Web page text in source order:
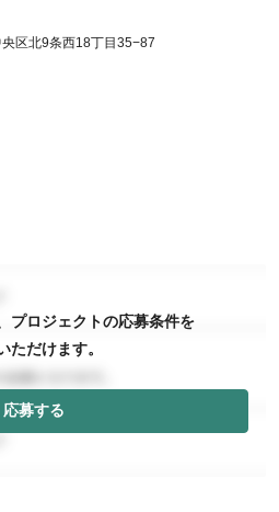
プロジェクトの応募条件を
ただけます。
応募する
区北9条西18丁目35−87